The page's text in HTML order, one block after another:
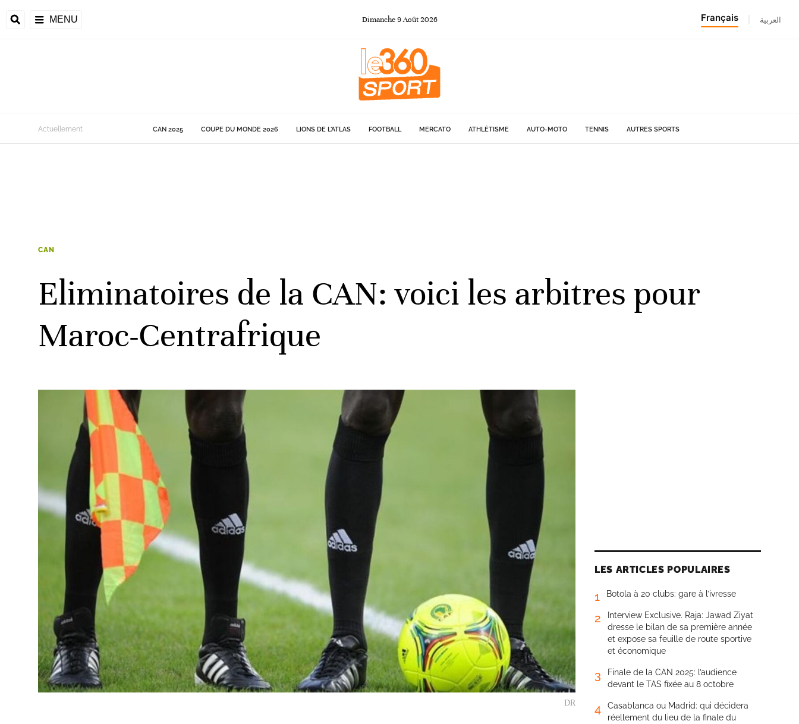
MENU Dimanche 9Août 2026 Français العربية
de la CAF
Actuellement CAN 2025 COUPE DU MONDE 2026 LIONS DE L'ATLAS FOOTBALL MERCATO ATHLÉTISME AUTO-MOTO TENNIS AUTRES SPORTS
CAN
Eliminatoires de la CAN: voici les arbitres pour
Maroc-Centrafrique
DR
LES ARTICLES POPULAIRES
1 Botola à 20 clubs: gare à l’ivresse
2
Interview Exclusive. Raja: Jawad Ziyat
dresse le bilan de sa première année
et expose sa feuille de route sportive
et économique
3
Finale de la CAN 2025: l’audience
devant le TAS fixée au 8 octobre
4
Casablanca ou Madrid: qui décidera
réellement du lieu de la finale du